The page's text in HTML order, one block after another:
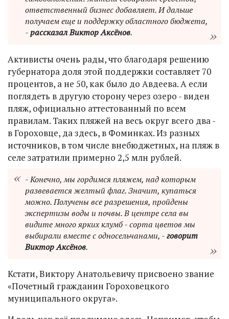
ответственный бизнес добавляет. И дальше
получаем еще и поддержку областного бюджета,
-рассказал Виктор Аксёнов.
Активисты очень рады, что благодаря решению
губернатора доля этой поддержки составляет 70
процентов, а не 50, как было до Авдеева. А если
поглядеть в другую сторону через озеро - виден
пляж, официально аттестованный по всем
правилам. Таких пляжей на весь округ всего два -
в Гороховце, да здесь, в Фоминках. Из разных
источников, в том числе внебюджетных, на пляж в
селе затратили примерно 2,5 млн рублей.
- Конечно, мы гордимся пляжем, над которым
развевается желтый флаг. Значит, купаться
можно. Получены все разрешения, пройдены
экспертизы воды и почвы. В центре села вы
видите много ярких клумб - сорта цветов мы
выбирали вместе с односельчанами, -говорит
Виктор Аксёнов.
Кстати, Виктору Анатольевичу присвоено звание
«Почетный гражданин Гороховецкого
муниципального округа».